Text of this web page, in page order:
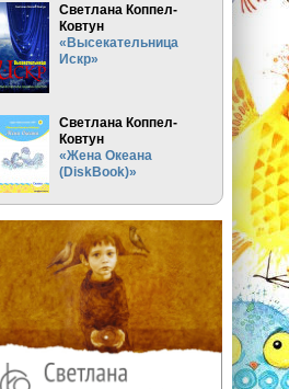
Светлана Коппел-
Ковтун
«Высекательница
Искр»
Светлана Коппел-
Ковтун
«Жена Океана
(DiskBook)»